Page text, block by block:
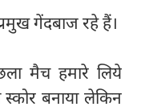
गेंदबाज रहे हैं।
मैच हमारे लिये
बनाया लेकिन